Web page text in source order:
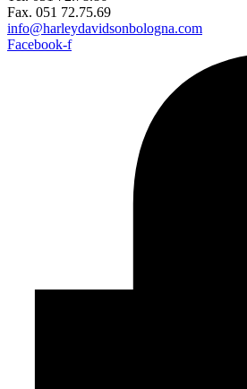
Fax. 051 72.75.69
info@harleydavidsonbologna.com
Facebook-f